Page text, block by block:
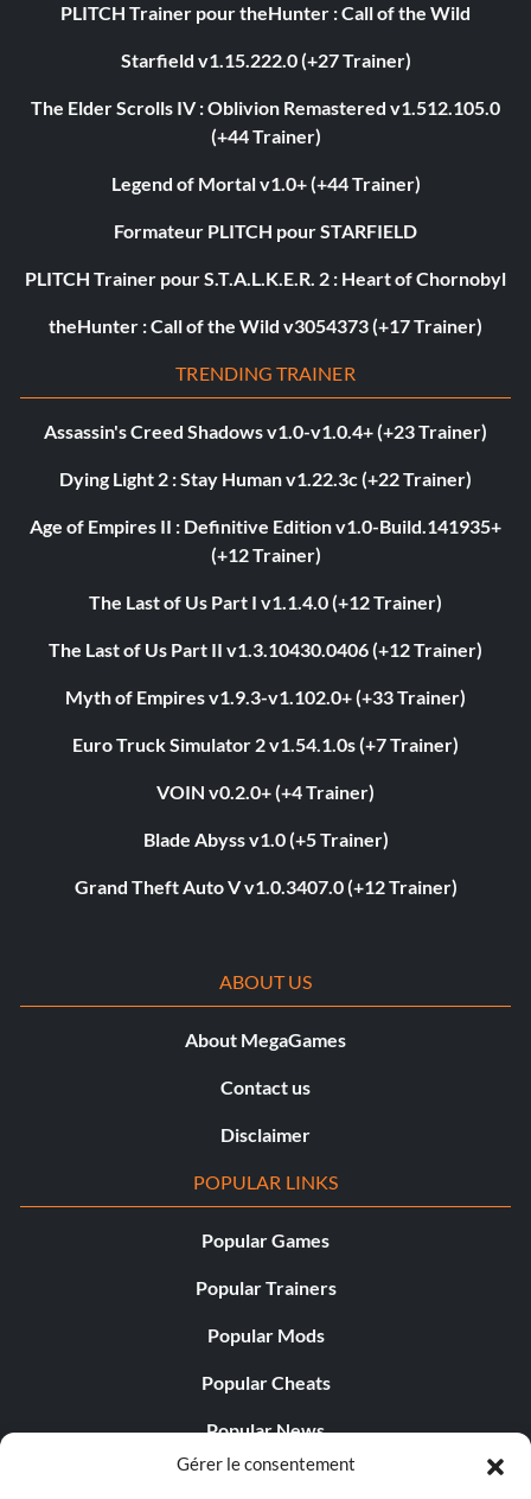
Gérer le consentement
PLITCH Trainer pour theHunter : Call of the Wild
Starfield v1.15.222.0 (+27 Trainer)
The Elder Scrolls IV : Oblivion Remastered v1.512.105.0
(+44 Trainer)
Legend of Mortal v1.0+ (+44 Trainer)
Formateur PLITCH pour STARFIELD
PLITCH Trainer pour S.T.A.L.K.E.R. 2 : Heart of Chornobyl
theHunter : Call of the Wild v3054373 (+17 Trainer)
TRENDING TRAINER
Assassin's Creed Shadows v1.0-v1.0.4+ (+23 Trainer)
Dying Light 2 : Stay Human v1.22.3c (+22 Trainer)
Age of Empires II : Definitive Edition v1.0-Build.141935+
(+12 Trainer)
The Last of Us Part I v1.1.4.0 (+12 Trainer)
The Last of Us Part II v1.3.10430.0406 (+12 Trainer)
Myth of Empires v1.9.3-v1.102.0+ (+33 Trainer)
Euro Truck Simulator 2 v1.54.1.0s (+7 Trainer)
VOIN v0.2.0+ (+4 Trainer)
Blade Abyss v1.0 (+5 Trainer)
Grand Theft Auto V v1.0.3407.0 (+12 Trainer)
ABOUT US
About MegaGames
Contact us
Disclaimer
POPULAR LINKS
Popular Games
Popular Trainers
Popular Mods
Popular Cheats
Popular News
Popular Editorials